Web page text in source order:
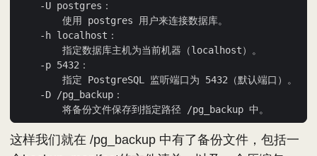
这样我们就在 /pg_backup 中有了备份文件，包括一